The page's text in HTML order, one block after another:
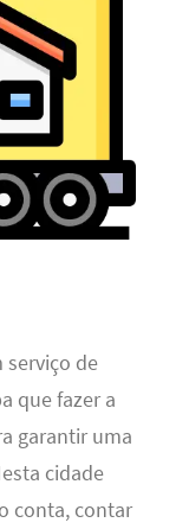
serviço de
que fazer a
garantir uma
cidade
conta, contar